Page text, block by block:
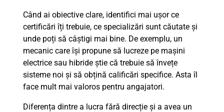
Când ai obiective clare, identifici mai ușor ce
certificări îți trebuie, ce specializări sunt căutate și
unde poți să câștigi mai bine. De exemplu, un
mecanic care își propune să lucreze pe mașini
electrice sau hibride știe că trebuie să învețe
sisteme noi și să obțină calificări specifice. Asta îl
face mult mai valoros pentru angajatori.
Diferența dintre a lucra fără direcție și a avea un